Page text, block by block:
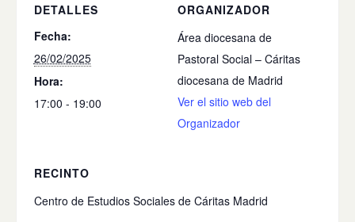
DETALLES
Fecha:
26/02/2025
Hora:
17:00 - 19:00
ORGANIZADOR
Área diocesana de
Pastoral Social – Cáritas
diocesana de Madrid
Ver el sitio web del
Organizador
RECINTO
Centro de Estudios Sociales de Cáritas Madrid